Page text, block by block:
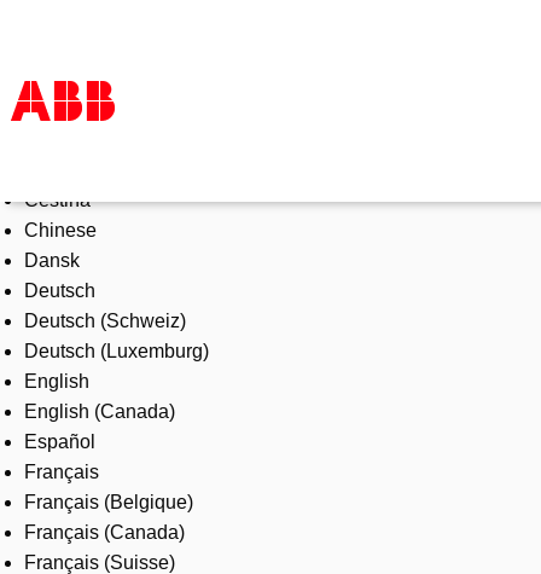
Products & Solutions
Industries
Services
About us
Where to buy
Contact us
Careers
Čeština
Chinese
Dansk
Deutsch
Deutsch (Schweiz)
Deutsch (Luxemburg)
English
English (Canada)
Español
Français
Français (Belgique)
Français (Canada)
Français (Suisse)